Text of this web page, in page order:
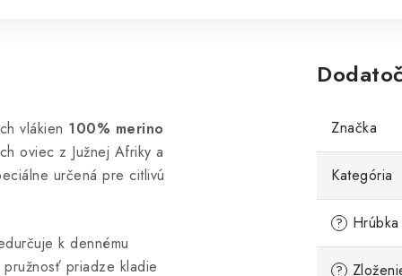
vlákien 100% merino
oviec z Južnej Afriky a
určená pre citlivú
k dennému
priadze kladie
Značka
Kategória
?
?